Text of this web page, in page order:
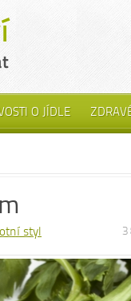
O JÍDLE
styl